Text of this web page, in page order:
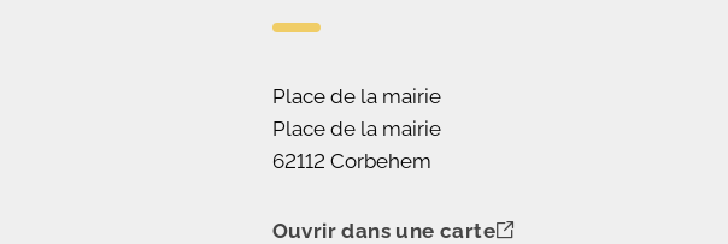
Place de la mairie
Place de la mairie
62112 Corbehem
Ouvrir dans une carte